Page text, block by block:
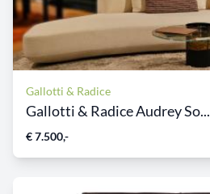
Gallotti & Radice
Gallotti & Radice Audrey So...
€ 7.500,-